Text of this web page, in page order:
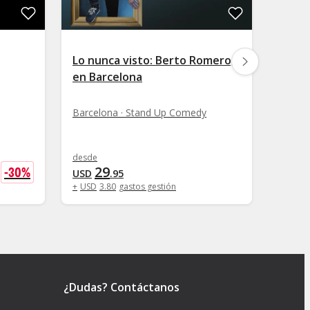
-30%
Lo nunca visto: Berto Romero,
en Barcelona
Barcelona · Stand Up Comedy
desde
USD 29.95
+ USD 3.80 gastos gestión
¿Dudas? Contáctanos